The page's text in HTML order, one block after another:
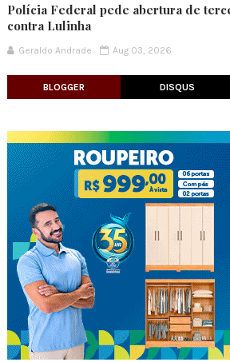
Polícia Federal pede abertura de
contra Lulinha
Geraldo Andrade Aug 03, 2026
BLOGGER DISQUS